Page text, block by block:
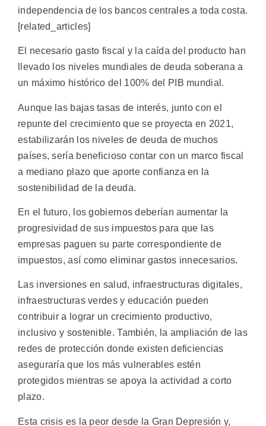
independencia de los bancos centrales a toda costa.
[related_articles]
El necesario gasto fiscal y la caída del producto han
llevado los niveles mundiales de deuda soberana a
un máximo histórico del 100% del PIB mundial.
Aunque las bajas tasas de interés, junto con el
repunte del crecimiento que se proyecta en 2021,
estabilizarán los niveles de deuda de muchos
países, sería beneficioso contar con un marco fiscal
a mediano plazo que aporte confianza en la
sostenibilidad de la deuda.
En el futuro, los gobiernos deberían aumentar la
progresividad de sus impuestos para que las
empresas paguen su parte correspondiente de
impuestos, así como eliminar gastos innecesarios.
Las inversiones en salud, infraestructuras digitales,
infraestructuras verdes y educación pueden
contribuir a lograr un crecimiento productivo,
inclusivo y sostenible. También, la ampliación de las
redes de protección donde existen deficiencias
aseguraría que los más vulnerables estén
protegidos mientras se apoya la actividad a corto
plazo.
Esta crisis es la peor desde la Gran Depresión y,